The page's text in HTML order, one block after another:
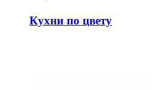
Кухни по цвету